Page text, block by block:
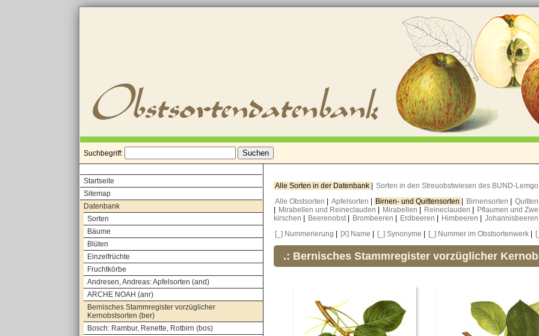
Suchbegriff:
Startseite
Sitemap
Datenbank
Sorten
Bäume
Blüten
Einzelfrüchte
Fruchtkörbe
Andresen, Andreas: Apfelsorten (and)
ARCHE NOAH (anr)
Bernisches Stammregister vorzüglicher
Kernobstsorten (ber)
Bosch: Rambur, Renette, Rotbirn (bos)
Alle Sorten in der Datenbank
Sorten in den Streuobstwiesen des BUND-
Alle Obstsorten
Apfelsorten Birnen- und Quittensorten Birnensorten
Mirabellen und Reineclauden Mirabellen Reineclauden
Pflaumen und
kirschen
Beerenobst Brombeeren Erdbeeren Himbeeren
[_] Nummerierung
[X] Name [_] Synonyme [_] Nummer im Obstsortenwerk
.: Bernisches Stammregister vorzüglicher